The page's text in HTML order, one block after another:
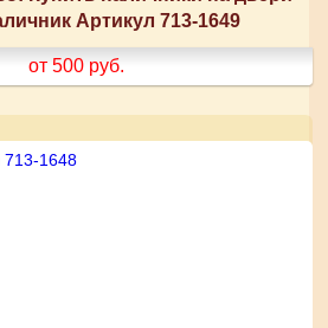
Артикул 713-1649
от 500 руб.